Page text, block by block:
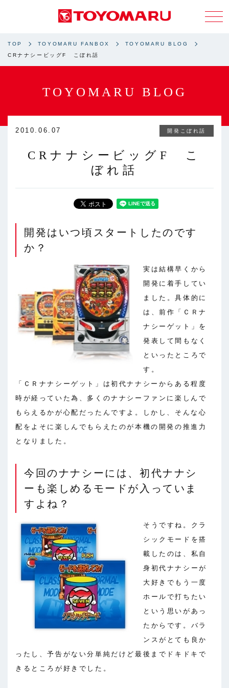
TOP TOYOMARU FANBOX
TOYOMARU BLOG
CRナナシービッグF こぼれ話
TOYOMARU BLOG
2010.06.07 開発こぼれ話
CRナナシービッグF こ
ぼれ話
開発はいつ頃スタートしたのです
か？
実は結構早くから
開発に着手してい
ました。具体的に
は、前作「ＣＲナ
ナシーゲット」を
発表して間もなく
といったところで
す。
「ＣＲナナシーゲット」は初代ナナシーからある程度
時が経っていた為、多くのナナシーファンに楽しんで
もらえるかが心配だったんですよ。しかし、そんな心
配をよそに楽しんでもらえたのが本機の開発の推進力
となりました。
今回のナナシーには、初代ナナシ
ーも楽しめるモードが入っていま
すよね？
そうですね。クラ
シックモードを搭
載したのは、私自
身初代ナナシーが
大好きでもう一度
ホールで打ちたい
という思いがあっ
たからです。バラ
ンスがとても良か
ったし、予告がない分単純だけど最後までドキドキで
きるところが好きでした。